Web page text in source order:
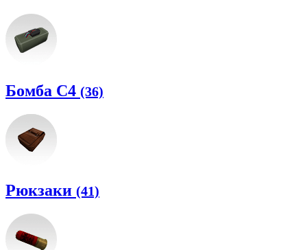
Бомба C4 (36)
Рюкзаки (41)